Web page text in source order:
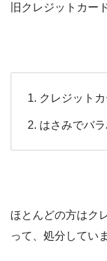
旧クレジットカー
クレジット
はさみでバ
ほとんどの方はク
って、処分してい